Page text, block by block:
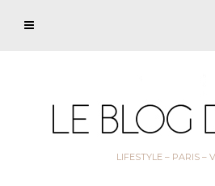
LIFESTYLE – PARIS –